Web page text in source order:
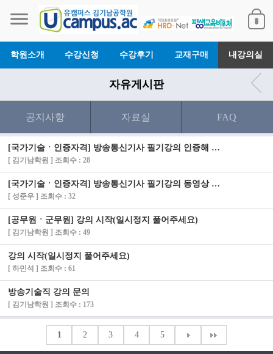
학원소개 수강신청 수강후기 교재구매 내강의실
자유게시판
공지사항 자료실 FAQ
[국가기술ㆍ인증자격] 방송통신기사 필기강의 인증해 드렸습니다.
[ 김기남학원 ] 조회수 : 28
[국가기술ㆍ인증자격] 방송통신기사 필기강의 동영상 안나옵니다
[ 성준우 ] 조회수 : 32
[공무원ㆍ군무원] 강의 시작(일시정지 풀어주세요)
[ 김기남학원 ] 조회수 : 49
강의 시작(일시정지 풀어주세요)
[ 하민석 ] 조회수 : 61
방송기술직 강의 문의
[ 김기남학원 ] 조회수 : 173
1 2 3 4 5